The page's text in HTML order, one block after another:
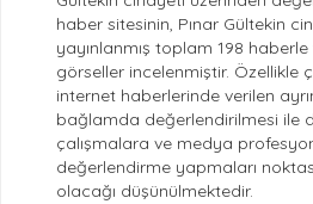
haber sitesinin, Pınar Gültekin
yayınlanmış toplam 198 haberle
görseller incelenmiştir. Özellikle
internet haberlerinde verilen
bağlamda değerlendirilmesi ile
çalışmalara ve medya
değerlendirme yapmaları
olacağı düşünülmektedir.